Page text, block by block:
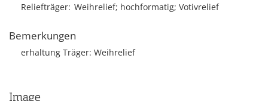
Reliefträger Weihrelief; hochformatig; Votivrelief
Bemerkungen
erhaltung Träger: Weihrelief
Image